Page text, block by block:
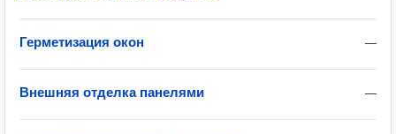
—
Герметизация окон
—
Внешняя отделка панелями